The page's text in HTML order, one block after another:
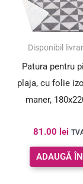
Disponibil
Patura pentru
plaja, cu folie
maner,
81.00 lei
ADAUGĂ